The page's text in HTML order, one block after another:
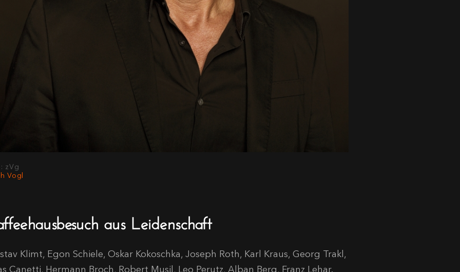
zVg
Vogl
aus Leidenschaft
Klimt, Egon Schiele, Oskar Kokoschka, Joseph Roth, Karl Kraus, Georg Trakl,
Canetti, Hermann Broch, Robert Musil, Leo Perutz, Alban Berg, Franz Lehar.